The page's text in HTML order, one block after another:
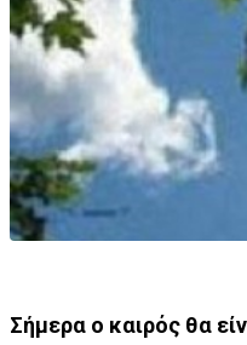
Σήμερα ο καιρός θα